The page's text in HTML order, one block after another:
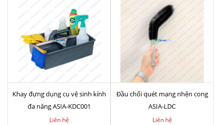
Khay đựng dụng cụ vệ sinh kính
đa năng ASIA-KDC001
Liên hệ
Đầu chổi quét mạng nhện cong
ASIA-LDC
Liên hệ